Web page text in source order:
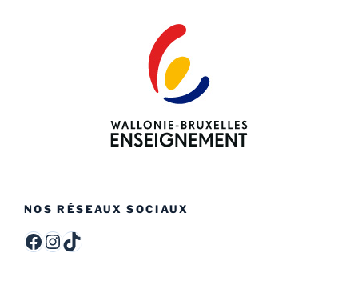
NOS RÉSEAUX SOCIAUX
ITCF Félicien Rops - Officiel - itcffr
itcffr